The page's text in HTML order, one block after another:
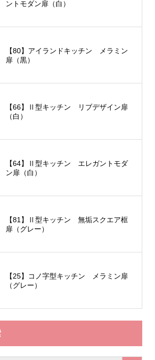
ントモダン扉（白）
【80】アイランドキッチン メラミン
扉（黒）
【66】Ⅱ型キッチン リブデザイン扉
（白）
【64】Ⅱ型キッチン エレガントモダ
ン扉（白）
【81】Ⅱ型キッチン 無垢スクエア框
扉（グレー）
【25】コノ字型キッチン メラミン扉
（グレー）